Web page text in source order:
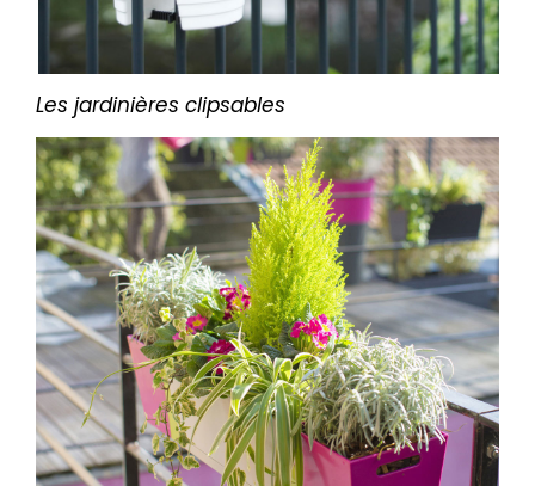
Les jardinières clipsables